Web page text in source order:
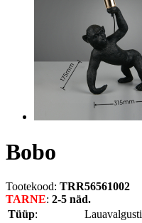
Bobo
Tootekood: TRR56561002
TARNE: 2-5 näd.
Tüüp:
Lauavalgusti